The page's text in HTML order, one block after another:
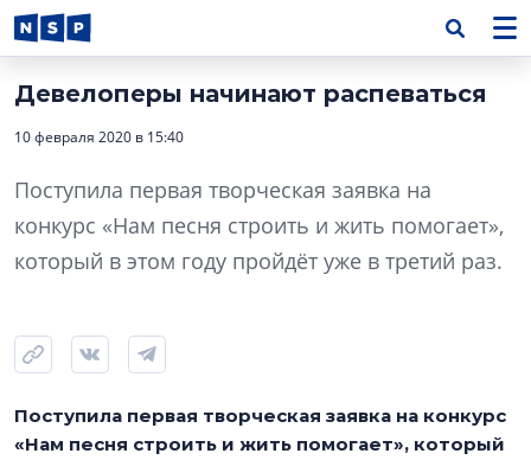
Девелоперы начинают распеваться
10 февраля 2020 в 15:40
Поступила первая творческая заявка на
конкурс «Нам песня строить и жить помогает»,
который в этом году пройдёт уже в третий раз.
Поступила первая творческая заявка на конкурс
«Нам песня строить и жить помогает», который